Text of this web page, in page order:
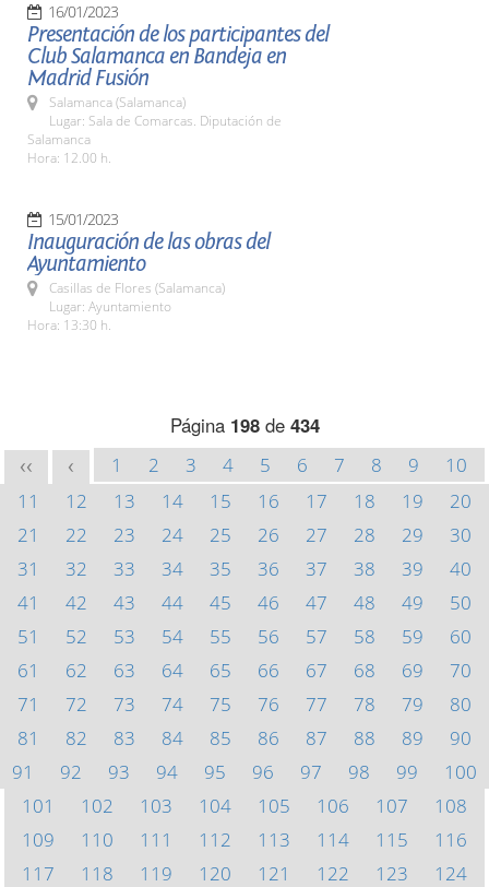
16/01/2023
Presentación de los participantes del
Club Salamanca en Bandeja en
Madrid Fusión
Salamanca (Salamanca)
Lugar: Sala de Comarcas. Diputación de
Salamanca
Hora: 12.00 h.
15/01/2023
Inauguración de las obras del
Ayuntamiento
Casillas de Flores (Salamanca)
Lugar: Ayuntamiento
Hora: 13:30 h.
Página 198de 434
<< < 1 2 3 4 5 6 7 8 9
10
11
12 13 14 15 16 17 18 19
20
21
22 23 24 25 26 27 28 29
30
31
32 33 34 35 36 37 38 39
40
41
42 43 44 45 46 47 48 49
50
51
52 53 54 55 56 57 58 59
60
61
62 63 64 65 66 67 68 69
70
71
72 73 74 75 76 77 78 79
80
81
82 83 84 85 86 87 88 89
90
91
92 93 94 95 96 97 98 99
100
101
102 103 104 105 106 107
108
109
110 111 112 113 114 115
116
117
118 119 120 121 122 123
124